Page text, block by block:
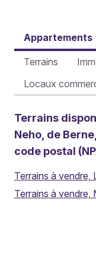
Appartements
Terrains
Locaux
Terrains
Neho, de
code postal
Terrains à vendre,
Terrains à vendre,